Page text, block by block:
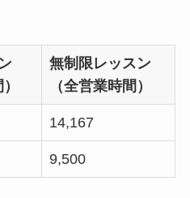
無制限レッスン
（全営業時間）
14,167
9,500